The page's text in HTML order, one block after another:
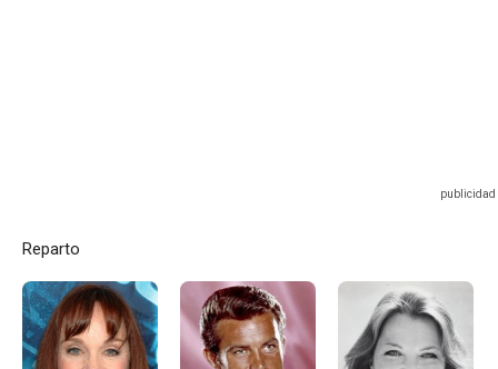
Reparto